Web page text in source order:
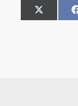
Share
on
X